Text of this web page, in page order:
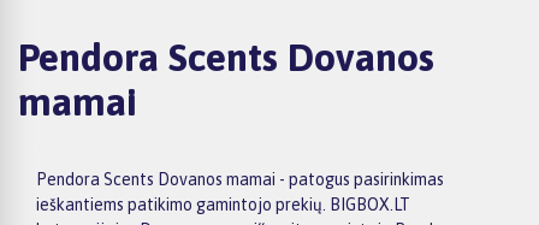
Pendora Scents Dovanos
mamai
Pendora Scents Dovanos mamai - patogus pasirinkimas
ieškantiems patikimo gamintojo prekių. BIGBOX.LT